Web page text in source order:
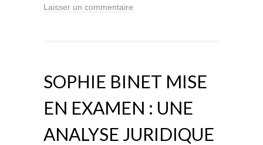
Laisser un commentaire
SOPHIE BINET MISE
EN EXAMEN : UNE
ANALYSE JURIDIQUE